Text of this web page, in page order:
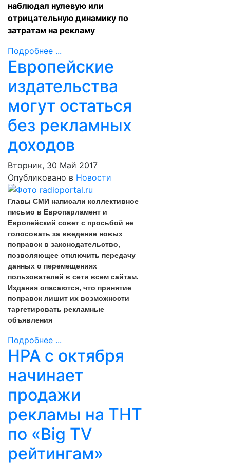
наблюдал нулевую или
отрицательную динамику по
затратам на рекламу
Подробнее ...
Европейские
издательства
могут остаться
без рекламных
доходов
Вторник, 30 Май 2017
Опубликовано в Новости
Главы СМИ написали коллективное
письмо в Европарламент и
Европейский совет с просьбой не
голосовать за введение новых
поправок в законодательство,
позволяющее отключить передачу
данных о перемещениях
пользователей в сети всем сайтам.
Издания опасаются, что принятие
поправок лишит их возможности
таргетировать рекламные
объявления
Подробнее ...
НРА с октября
начинает
продажи
рекламы на ТНТ
по «Big TV
рейтингам»